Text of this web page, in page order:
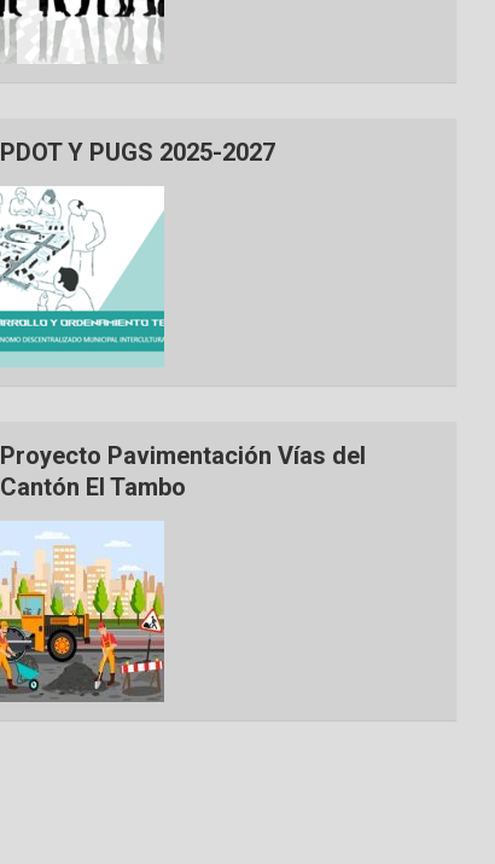
PDOT Y PUGS 2025-2027
Proyecto Pavimentación Vías del
Cantón El Tambo